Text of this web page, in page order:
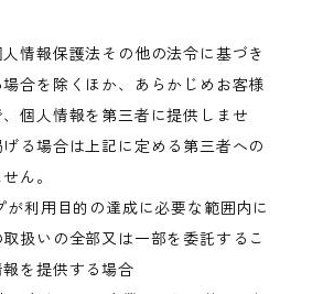
情報保護法その他の法令に基づき
合を除くほか、あらかじめお客様
個人情報を第三者に提供しませ
る場合は上記に定める第三者への
ん。
が利用目的の達成に必要な範囲内に
扱いの全部又は一部を委託するこ
を提供する場合